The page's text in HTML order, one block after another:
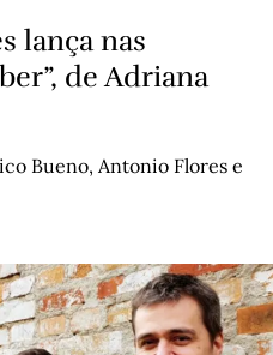
lança nas
de Adriana
Bueno, Antonio Flores e